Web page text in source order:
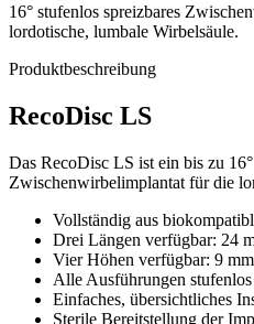
16° stufenlos spreizbares
lordotische, lumbale Wirbelsäule.
Produktbeschreibung
RecoDisc LS
Das RecoDisc LS ist ein bis zu
Zwischenwirbelimplantat für die
Vollständig aus
Drei Längen verfügbar: 24
Vier Höhen verfügbar: 9
Alle Ausführungen
Einfaches, übersichtliches
Sterile Bereitstellung der